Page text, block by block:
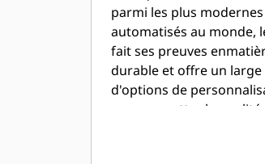
parmi les plus
automatisés au monde,
fait ses preuves
durable et offre un large
d'options de
compromettre la